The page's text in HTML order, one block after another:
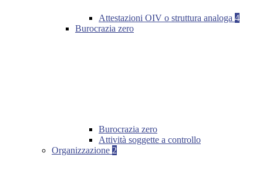
Attestazioni OIV o struttura analoga 4
Burocrazia zero
Burocrazia zero
Attività soggette a controllo
Organizzazione 2